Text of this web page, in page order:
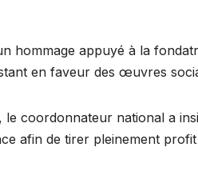
hommage appuyé à la
en faveur des œuvres
le coordonnateur national a
afin de tirer pleinement